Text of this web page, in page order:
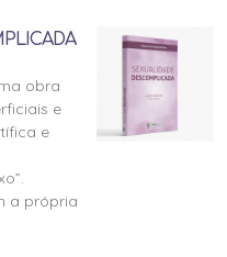
obra
e
e
a própria